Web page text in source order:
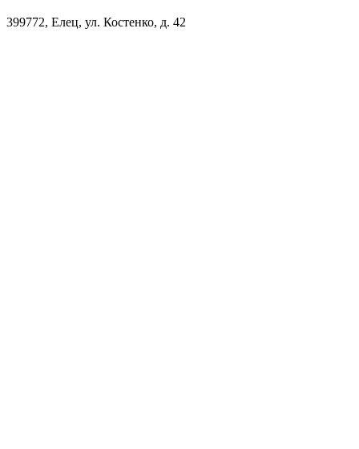
399772, Елец, ул. Костенко, д. 42